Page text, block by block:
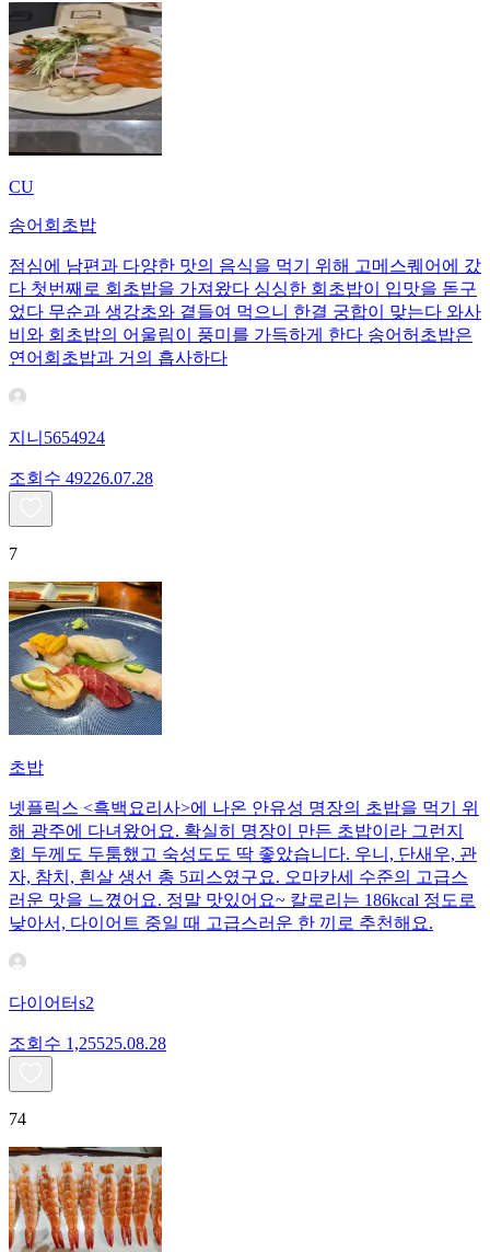
CU
송어회초밥
점심에 남편과 다양한 맛의 음식을 먹기 위해 고메스퀘어에 갔
다 첫번째로 회초밥을 가져왔다 싱싱한 회초밥이 입맛을 돋구
었다 무순과 생강초와 곁들여 먹으니 한결 궁합이 맞는다 와사
비와 회초밥의 어울림이 풍미를 가득하게 한다 송어허초밥은
연어회초밥과 거의 흡사하다
지니5654924
조회수 49226.07.28
7
초밥
넷플릭스 <흑백요리사>에 나온 안유성 명장의 초밥을 먹기 위
해 광주에 다녀왔어요. 확실히 명장이 만든 초밥이라 그런지
회 두께도 두툼했고 숙성도도 딱 좋았습니다. 우니, 단새우, 관
자, 참치, 흰살 생선 총 5피스였구요. 오마카세 수준의 고급스
러운 맛을 느꼈어요. 정말 맛있어요~ 칼로리는 186kcal 정도로
낮아서, 다이어트 중일 때 고급스러운 한 끼로 추천해요.
다이어터s2
조회수 1,25525.08.28
74